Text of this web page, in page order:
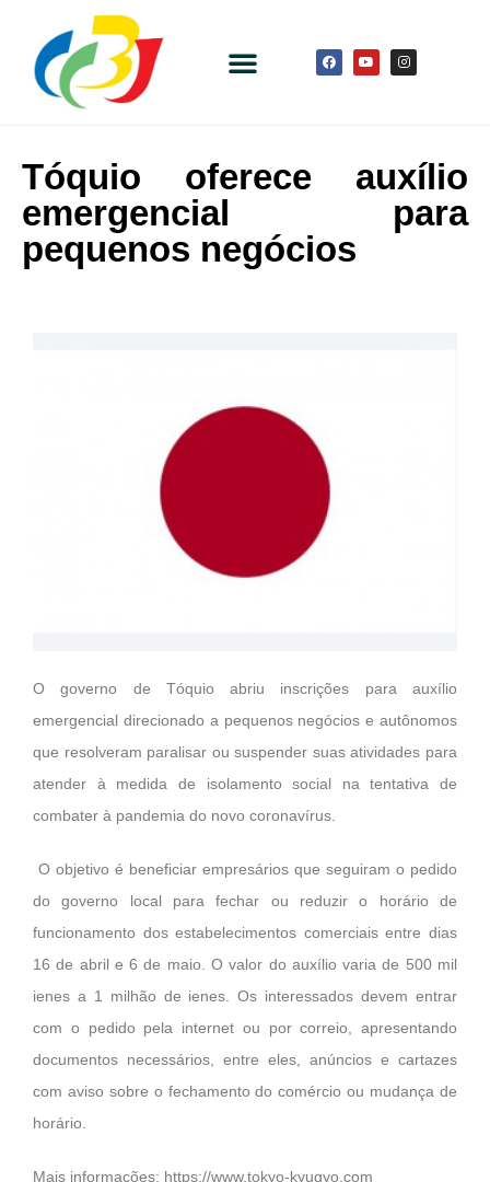
Tóquio oferece auxílio
emergencial para
pequenos negócios
O governo de Tóquio abriu inscrições para auxílio
emergencial direcionado a pequenos negócios e autônomos
que resolveram paralisar ou suspender suas atividades para
atender à medida de isolamento social na tentativa de
combater à pandemia do novo coronavírus.
O objetivo é beneficiar empresários que seguiram o pedido
do governo local para fechar ou reduzir o horário de
funcionamento dos estabelecimentos comerciais entre dias
16 de abril e 6 de maio. O valor do auxílio varia de 500 mil
ienes a 1 milhão de ienes. Os interessados devem entrar
com o pedido pela internet ou por correio, apresentando
documentos necessários, entre eles, anúncios e cartazes
com aviso sobre o fechamento do comércio ou mudança de
horário.
Mais informações: https://www.tokyo-kyugyo.com